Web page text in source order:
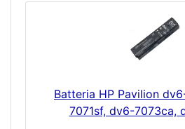
Batteria HP Pavilion
7071sf, dv6-7073ca,